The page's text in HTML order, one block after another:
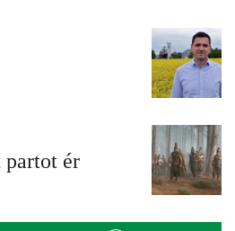
partot ér